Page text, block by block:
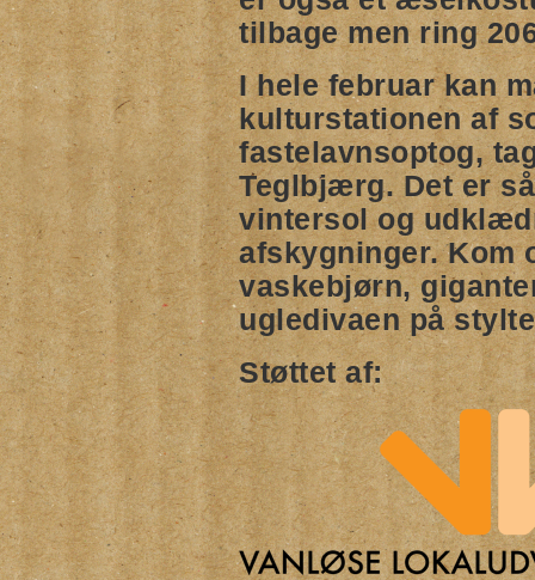
tilbage men ring
I hele februar kan
kulturstationen af
fastelavnsoptog,
Teglbjærg. Det er
vintersol og
afskygninger. Kom
vaskebjørn,
ugledivaen på
Støttet af: